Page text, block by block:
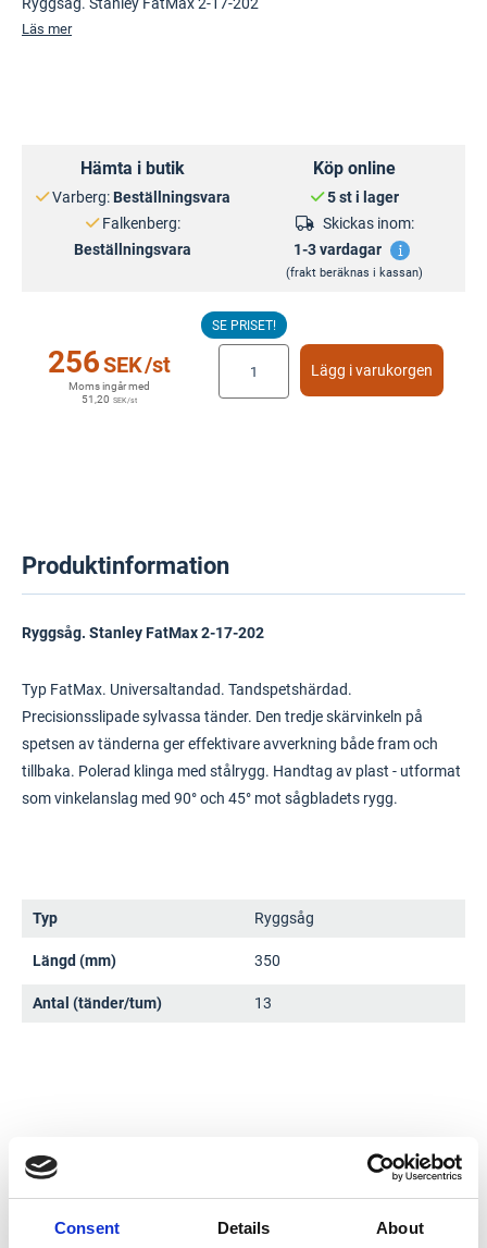
Consent Details About
Läs mer
Hämta i butik
Varberg: Beställningsvara
Falkenberg:
Beställningsvara
Köp online
5 st i lager
Skickas inom:
1-3 vardagar
(frakt beräknas i kassan)
SE PRISET!
256SEK/st
Moms ingår med
51,20 SEK/st
Lägg i varukorgen
Produktinformation
Ryggsåg. Stanley FatMax 2-17-202
Typ FatMax. Universaltandad. Tandspetshärdad.
Precisionsslipade sylvassa tänder. Den tredje skärvinkeln på
spetsen av tänderna ger effektivare avverkning både fram och
tillbaka. Polerad klinga med stålrygg. Handtag av plast - utformat
som vinkelanslag med 90° och 45° mot sågbladets rygg.
Typ Ryggsåg
Längd (mm) 350
Antal (tänder/tum) 13
Dokument
Produktdatablad